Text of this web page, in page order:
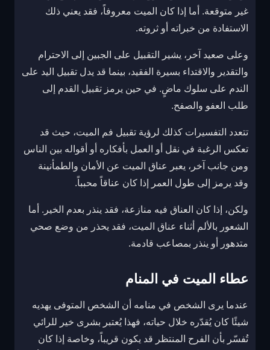
غير متوقعة. أما إذا كان الميت معروفاً، فقد يعني ذلك
الاستفادة من خبراته أو ثروته.
وعلى صعيد آخر، يشير التقبيل على الجبين إلى الاحترام
والتقدير والاقتداء بسيرة الفقيد، بينما قد يدل تقبيل اليد على
الندم على سلوك ماضٍ. في حين يرمز تقبيل القدم إلى
طلب العفو والصفح.
تتعدد التفسيرات كذلك لرؤية تقبيل فم الميت، حيث قد
تعكس الرغبة في نقل أو العمل بأفكاره أو أقواله بين الناس
ومن جانب آخر، يعبر عناق الميت عن الأمان والطمأنينة
وقد يرمز إلى طول العمر إذا كان عناقاً محبباً.
ولكن، إذا كان العناق فيه منازعة، فقد ينذر بعدم الخير. أما
الشعور بالألم أثناء عناق الميت، فقد يحذر من وضع صحي
متدهور أو ينذر بمصاعب قادمة.
عطاء الميت في المنام
عندما يرى الشخص في منامه أن الشخص المتوفى يهديه
شيئًا كان يُقدّره خلال حياته، فهذا يُعتبر بشرى خير للرائي
تُفسّر بأن الفرح المنتظر قد يكون قريباً، وخاصة إذا كان